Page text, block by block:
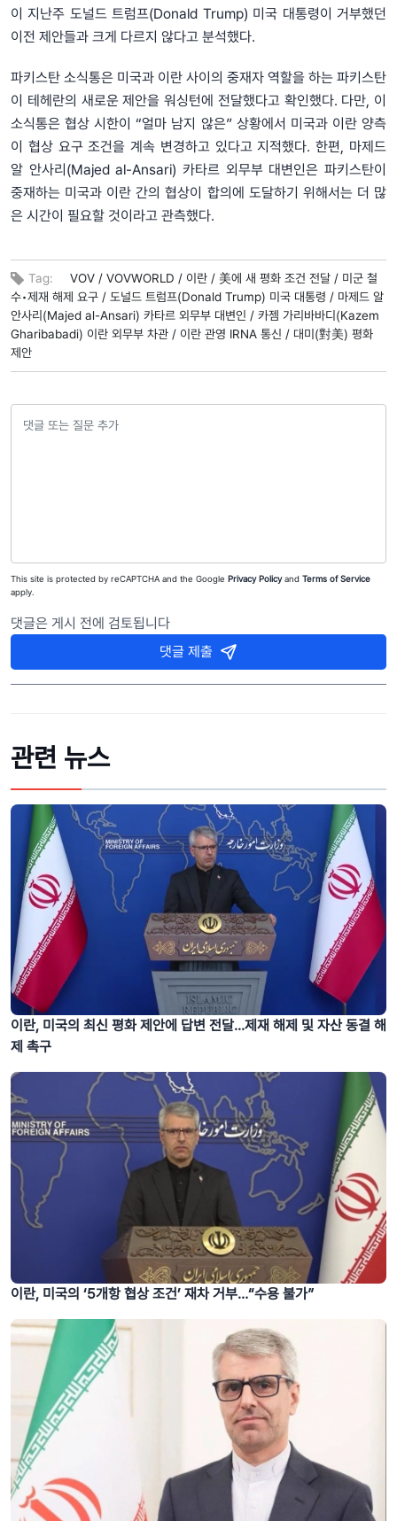
이 지난주 도널드 트럼프(Donald Trump) 미국 대통령이 거부했던
이전 제안들과 크게 다르지 않다고 분석했다.
파키스탄 소식통은 미국과 이란 사이의 중재자 역할을 하는 파키스탄
이 테헤란의 새로운 제안을 워싱턴에 전달했다고 확인했다. 다만, 이
소식통은 협상 시한이 “얼마 남지 않은” 상황에서 미국과 이란 양측
이 협상 요구 조건을 계속 변경하고 있다고 지적했다. 한편, 마제드
알 안사리(Majed al-Ansari) 카타르 외무부 대변인은 파키스탄이
중재하는 미국과 이란 간의 협상이 합의에 도달하기 위해서는 더 많
은 시간이 필요할 것이라고 관측했다.
Tag: VOV / VOVWORLD / 이란 / 美에 새 평화 조건 전달 / 미군 철
수•제재 해제 요구 / 도널드 트럼프(Donald Trump) 미국 대통령 / 마제드 알
안사리(Majed al-Ansari) 카타르 외무부 대변인 / 카젬 가리바바디(Kazem
Gharibabadi) 이란 외무부 차관 / 이란 관영 IRNA 통신 / 대미(對美) 평화
제안
This site is protected by reCAPTCHA and the Google Privacy Policyand Terms of Service
apply.
댓글은 게시 전에 검토됩니다
댓글 제출
관련 뉴스
이란, 미국의 최신 평화 제안에 답변 전달...제재 해제 및 자산 동결 해
제 촉구
이란, 미국의 ‘5개항 협상 조건’ 재차 거부…“수용 불가”